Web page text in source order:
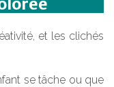
et les clichés
se tâche ou que